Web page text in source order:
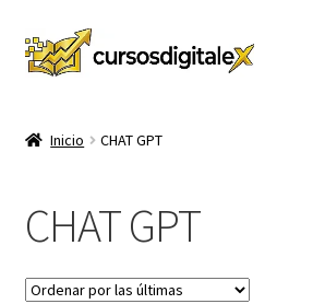
Ir
a
Ir
al
CURSOS
MEMBRESIA
Inicio CHAT GPT
CHAT GPT